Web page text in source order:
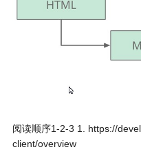
阅读顺序1-2-3 1. https://
client/overview